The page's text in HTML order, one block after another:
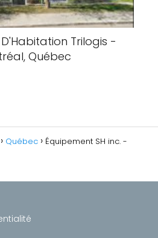
Trilogis -
Québec
Québec
Équipement SH inc. -